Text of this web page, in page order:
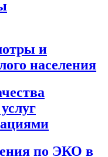
и
населения
по ЭКО в